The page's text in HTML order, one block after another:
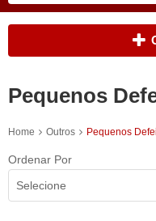
Pequenos
Home Outros Pequenos
Ordenar Por
Selecione